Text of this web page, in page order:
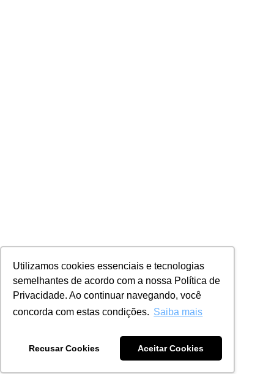
Utilizamos cookies essenciais e tecnologias
semelhantes de acordo com a nossa Política de
Privacidade. Ao continuar navegando, você
concorda com estas condições. Saiba mais
Recusar Cookies Aceitar Cookies